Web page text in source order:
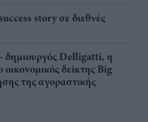
story σε διεθνές
Delligatti, η
δείκτης Big
της αγοραστικής